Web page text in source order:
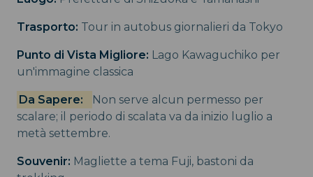
Trasporto: Tour in autobus giornalieri da Tokyo
Punto di Vista Migliore: Lago Kawaguchiko per
un'immagine classica
Da Sapere:
Non serve alcun permesso per
scalare; il periodo di scalata va da inizio luglio a
metà settembre.
Souvenir: Magliette a tema Fuji, bastoni da